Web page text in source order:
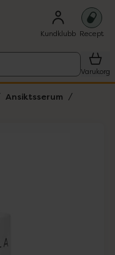
Kundklubb Recept
Varukorg
Ansiktsserum